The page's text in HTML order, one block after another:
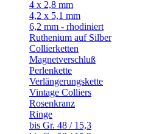
4 x 2,8 mm
4,2 x 5,1 mm
6,2 mm - rhodiniert
Ruthenium auf Silber
Collierketten
Magnetverschluß
Perlenkette
Verlängerungskette
Vintage Colliers
Rosenkranz
Ringe
bis Gr. 48 / 15,3